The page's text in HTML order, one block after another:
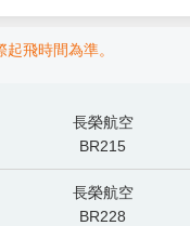
飛時間為準。
長榮航空
BR215
長榮航空
BR228